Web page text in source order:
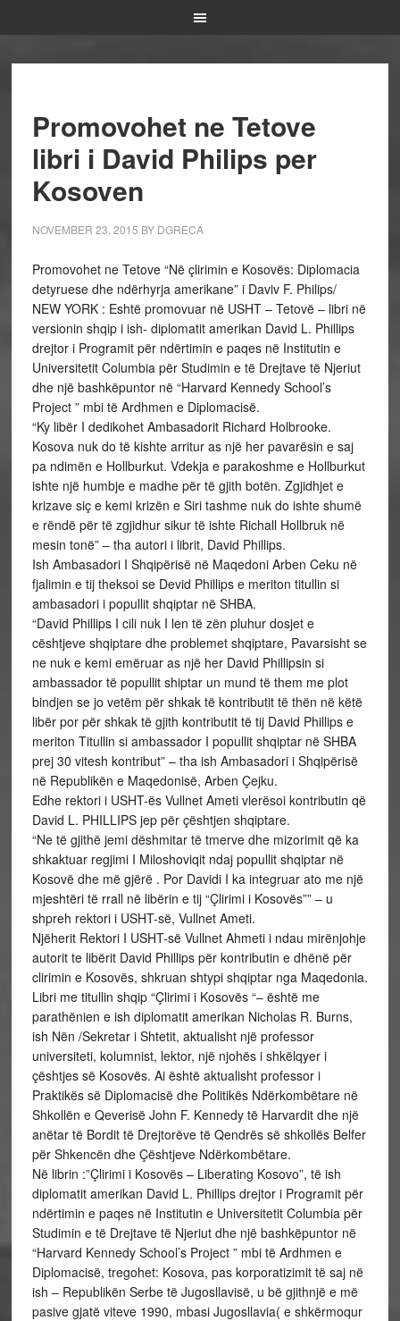
Promovohet ne Tetove
libri i David Philips per
Kosoven
NOVEMBER 23, 2015 BY DGRECA
Promovohet ne Tetove “Në çlirimin e Kosovës: Diplomacia
detyruese dhe ndërhyrja amerikane” i Daviv F. Philips/
NEW YORK : Eshtë promovuar në USHT – Tetovë – libri në
versionin shqip i ish- diplomatit amerikan David L. Phillips
drejtor i Programit për ndërtimin e paqes në Institutin e
Universitetit Columbia për Studimin e të Drejtave të Njeriut
dhe një bashkëpuntor në “Harvard Kennedy School’s
Project ” mbi të Ardhmen e Diplomacisë.
“Ky libër I dedikohet Ambasadorit Richard Holbrooke.
Kosova nuk do të kishte arritur as një her pavarësin e saj
pa ndimën e Hollburkut. Vdekja e parakoshme e Hollburkut
ishte një humbje e madhe për të gjith botën. Zgjidhjet e
krizave siç e kemi krizën e Siri tashme nuk do ishte shumë
e rëndë për të zgjidhur sikur të ishte Richall Hollbruk në
mesin tonë” – tha autori i librit, David Phillips.
Ish Ambasadori I Shqipërisë në Maqedoni Arben Ceku në
fjalimin e tij theksoi se Devid Phillips e meriton titullin si
ambasadori i popullit shqiptar në SHBA.
“David Phillips I cili nuk I len të zën pluhur dosjet e
cështjeve shqiptare dhe problemet shqiptare, Pavarsisht se
ne nuk e kemi emëruar as një her David Phillipsin si
ambassador të popullit shiptar un mund të them me plot
bindjen se jo vetëm për shkak të kontributit të thën në këtë
libër por për shkak të gjith kontributit të tij David Phillips e
meriton Titullin si ambassador I popullit shqiptar në SHBA
prej 30 vitesh kontribut” – tha ish Ambasadori i Shqipërisë
në Republikën e Maqedonisë, Arben Çejku.
Edhe rektori i USHT-ës Vullnet Ameti vlerësoi kontributin që
David L. PHILLIPS jep për çështjen shqiptare.
“Ne të gjithë jemi dëshmitar të tmerve dhe mizorimit që ka
shkaktuar regjimi I Miloshoviqit ndaj popullit shqiptar në
Kosovë dhe më gjërë . Por Davidi I ka integruar ato me një
mjeshtëri të rrall në libërin e tij “Çlirimi i Kosovës”” – u
shpreh rektori i USHT-së, Vullnet Ameti.
Njëherit Rektori I USHT-së Vullnet Ahmeti i ndau mirënjohje
autorit te libërit David Phillips për kontributin e dhënë për
clirimin e Kosovës, shkruan shtypi shqiptar nga Maqedonia.
Libri me titullin shqip “Çlirimi i Kosovës “– është me
parathënien e ish diplomatit amerikan Nicholas R. Burns,
ish Nën /Sekretar i Shtetit, aktualisht një professor
universiteti, kolumnist, lektor, një njohës i shkëlqyer i
çështjes së Kosovës. Ai është aktualisht professor i
Praktikës së Diplomacisë dhe Politikës Ndërkombëtare në
Shkollën e Qeverisë John F. Kennedy të Harvardit dhe një
anëtar të Bordit të Drejtorëve të Qendrës së shkollës Belfer
për Shkencën dhe Çështjeve Ndërkombëtare.
Në librin :”Çlirimi i Kosovës – Liberating Kosovo”, të ish
diplomatit amerikan David L. Phillips drejtor i Programit për
ndërtimin e paqes në Institutin e Universitetit Columbia për
Studimin e të Drejtave të Njeriut dhe një bashkëpuntor në
“Harvard Kennedy School’s Project ” mbi të Ardhmen e
Diplomacisë, tregohet: Kosova, pas korporatizimit të saj në
ish – Republikën Serbe të Jugosllavisë, u bë gjithnjë e më
pasive gjatë viteve 1990, mbasi Jugosllavia( e shkërmoqur